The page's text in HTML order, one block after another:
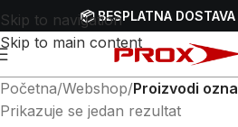
Skip to navigation
Skip to main content
📦 BESPLATNA
Početna/Webshop/Proizvodi
Prikazuje se jedan rezultat